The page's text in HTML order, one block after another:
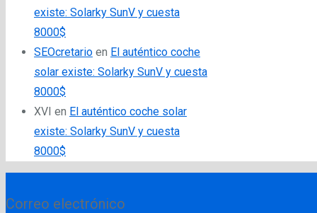
existe: Solarky SunV y cuesta
8000$
SEOcretario en El auténtico coche
solar existe: Solarky SunV y cuesta
8000$
XVI en El auténtico coche solar
existe: Solarky SunV y cuesta
8000$
Correo electrónico